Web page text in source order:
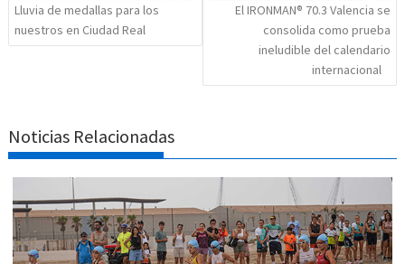
Lluvia de medallas para los
nuestros en Ciudad Real
El IRONMAN® 70.3 Valencia se
consolida como prueba
ineludible del calendario
internacional
Noticias Relacionadas